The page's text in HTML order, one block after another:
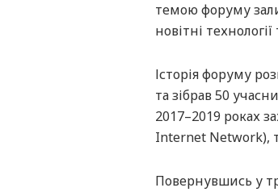
темою форуму
новітні
Історія форуму
та зібрав 50
2017–2019 роках
Internet Network),
Повернувшись у